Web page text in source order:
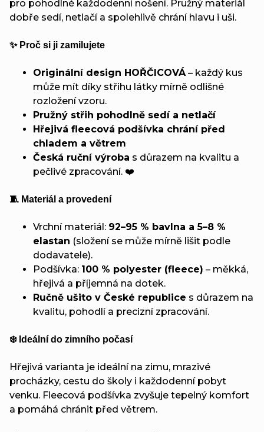
pro pohodlné každodenní nošení. Pružný materiál
dobře sedí, netlačí a spolehlivě chrání hlavu i uši.
✨ Proč si ji zamilujete
Originální design HOŘČICOVÁ – každý kus
může mít díky střihu látky mírně odlišné
rozložení vzoru.
Pružný střih pohodlně sedí a netlačí
Hřejivá fleecová podšívka chrání před
chladem a větrem
Česká ruční výroba s důrazem na kvalitu a
pečlivé zpracování. ❤️
🧵 Materiál a provedení
Vrchní materiál: 92–95 % bavlna a 5–8 %
elastan (složení se může mírně lišit podle
dodavatele).
Podšívka: 100 % polyester (fleece) – měkká,
hřejivá a příjemná na dotek.
Ručně ušito v České republice s důrazem na
kvalitu, pohodlí a precizní zpracování.
❄️ Ideální do zimního počasí
Hřejivá varianta je ideální na zimu, mrazivé
procházky, cestu do školy i každodenní pobyt
venku. Fleecová podšívka zvyšuje tepelný komfort
a pomáhá chránit před větrem.